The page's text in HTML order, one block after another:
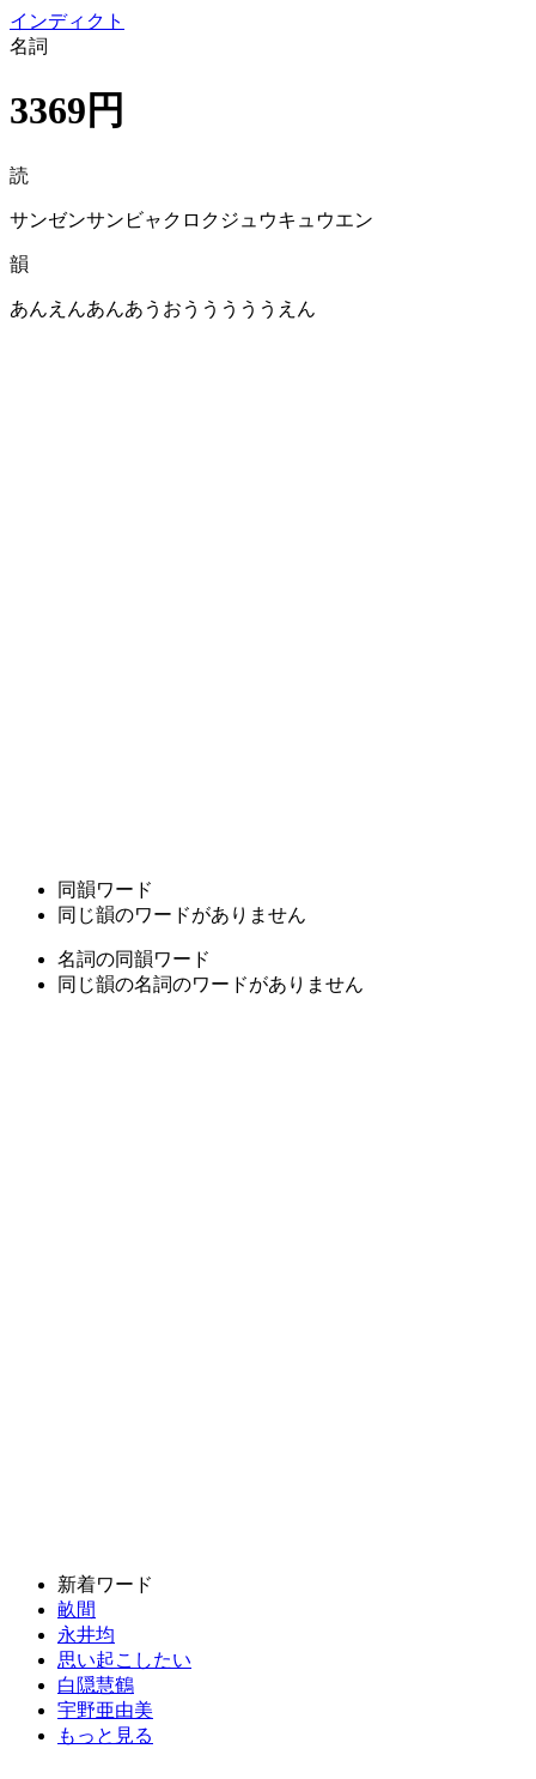
インディクト
名詞
3369円
読
サンゼンサンビャクロクジュウキュウエン
韻
あんえんあんあうおうううううえん
同韻ワード
同じ韻のワードがありません
名詞の同韻ワード
同じ韻の名詞のワードがありません
新着ワード
畝間
永井均
思い起こしたい
白隠慧鶴
宇野亜由美
もっと見る